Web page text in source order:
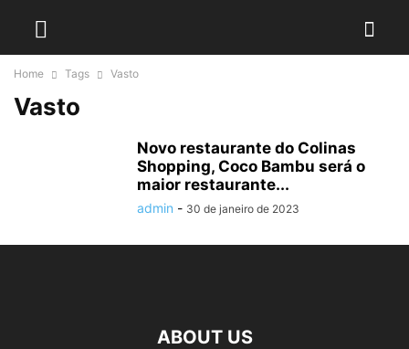
Home Tags Vasto
Vasto
Novo restaurante do Colinas
Shopping, Coco Bambu será o
maior restaurante...
admin - 30 de janeiro de 2023
ABOUT US